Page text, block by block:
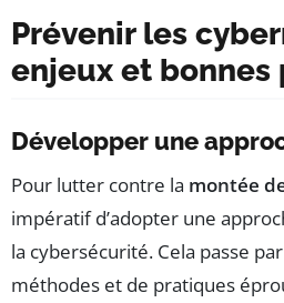
Prévenir les
enjeux et bonnes
Développer une
Pour lutter contre la montée
impératif d’adopter une
la cybersécurité. Cela passe
méthodes et de pratiques